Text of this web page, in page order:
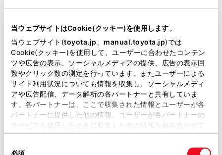
当ウェブサイトはCookie(クッキー)を使用します。
当ウェブサイト(toyota.jp manual.toyota.jp)では
Cookie(クッキー)を使用して、ユーザーに合わせたコンテン
ツや広告の表示、ソーシャルメディアの提供、広告の表示回
数やクリック数の測定を行っています。またユーザーによる
サイト利用状況についても情報を収集し、ソーシャルメディ
アや広告配信、データ解析の各パートナーと共有していま
す。各パートナーは、ここで収集された情報とユーザーが各
パートナーに提供した他の情報、ユーザーが各パートナーの
サービスを使用したときに収集した他の情報を組み合わせて
使用することがあります。当ウェブサイトの使用を続行する
必須
定休日 臨時休業
前月 翌月